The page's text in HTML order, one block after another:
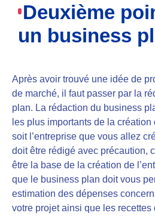
Deuxième
un business
Après avoir trouvé une idée de
de marché, il faut passer par la
plan. La rédaction du business
les plus importants de la création
soit l’entreprise que vous allez
doit être rédigé avec précaution,
être la base de la création de
que le business plan doit vous
estimation des dépenses
votre projet ainsi que les recettes